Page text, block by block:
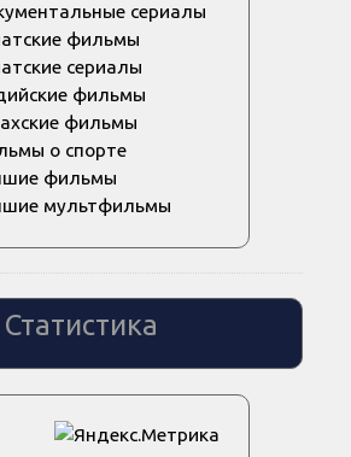
сериалы
фильмы
сериалы
фильмы
фильмы
о спорте
фильмы
мультфильмы
Статистика